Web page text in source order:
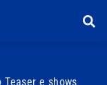
Teaser e shows